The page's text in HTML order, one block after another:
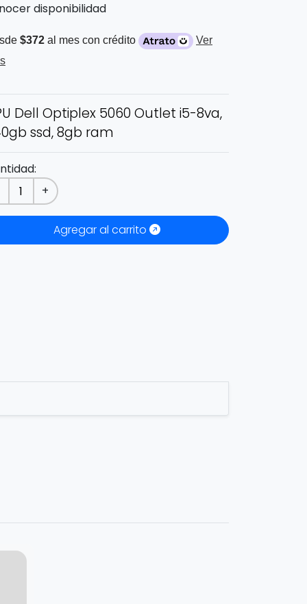
disponibilidad
$372 al mes con crédito
Ver
Dell Optiplex 5060 Outlet i5-8va,
ssd, 8gb ram
+
Agregar al carrito